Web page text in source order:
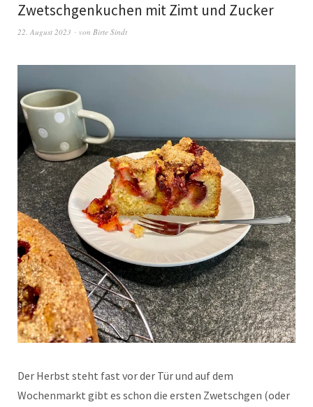
Zwetschgenkuchen mit Zimt und Zucker
22. August 2023 von Birte Sindt
Der Herbst steht fast vor der Tür und auf dem
Wochenmarkt gibt es schon die ersten Zwetschgen (oder